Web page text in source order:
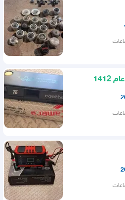
كامره صغيره جدا جديده من عام 1412